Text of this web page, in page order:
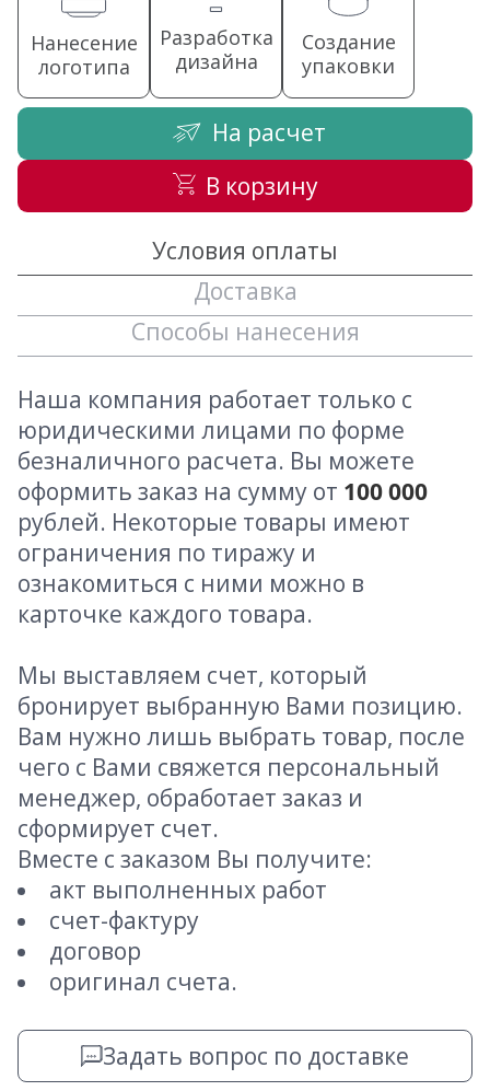
Нанесение
логотипа
Разработка
дизайна
Создание
упаковки
На расчет
В корзину
Условия оплаты
Доставка
Способы нанесения
Наша компания работает только с
юридическими лицами по форме
безналичного расчета. Вы можете
оформить заказ на сумму от 100 000
рублей. Некоторые товары имеют
ограничения по тиражу и
ознакомиться с ними можно в
карточке каждого товара.
Мы выставляем счет, который
бронирует выбранную Вами позицию.
Вам нужно лишь выбрать товар, после
чего с Вами свяжется персональный
менеджер, обработает заказ и
сформирует счет.
Вместе с заказом Вы получите:
акт выполненных работ
счет-фактуру
договор
оригинал счета.
Задать вопрос по доставке